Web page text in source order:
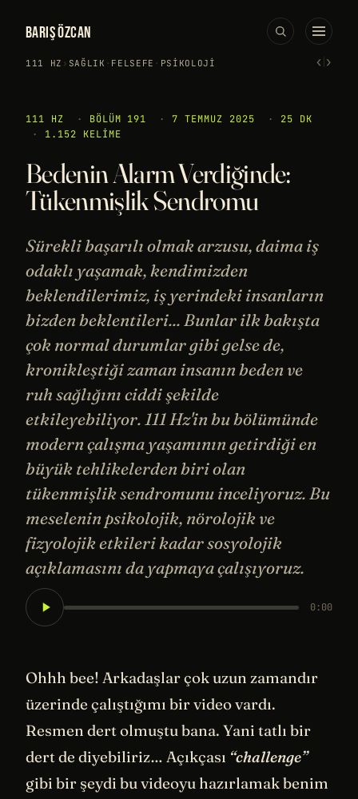
BARIŞ ÖZCAN
111 HZ › SAĞLIK · FELSEFE · PSIKOLOJI ‹›
111 HZ · BÖLÜM 191 · 7 TEMMUZ 2025 ·
25 DK
·
1.152 KELIME
Bedenin Alarm Verdiğinde:
Tükenmişlik Sendromu
Sürekli başarılı olmak arzusu, daima iş
odaklı yaşamak, kendimizden
beklendilerimiz, iş yerindeki insanların
bizden beklentileri... Bunlar ilk bakışta
çok normal durumlar gibi gelse de,
kronikleştiği zaman insanın beden ve
ruh sağlığını ciddi şekilde
etkileyebiliyor. 111 Hz'in bu bölümünde
modern çalışma yaşamının getirdiği en
büyük tehlikelerden biri olan
tükenmişlik sendromunu inceliyoruz. Bu
meselenin psikolojik, nörolojik ve
fizyolojik etkileri kadar sosyolojik
açıklamasını da yapmaya çalışıyoruz.
0:00
Ohhh bee! Arkadaşlar çok uzun zamandır
üzerinde çalıştığımı bir video vardı.
Resmen dert olmuştu bana. Yani tatlı bir
dert de diyebiliriz… Açıkçası “challenge”
gibi bir şeydi bu videoyu hazırlamak benim